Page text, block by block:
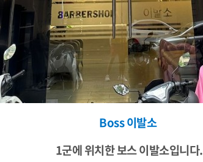
Boss 이발소
1군에 위치한 보스 이발소입니다.